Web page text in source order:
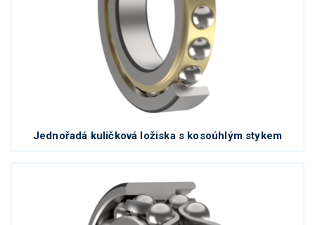
Jednořadá kuličková ložiska s kosoúhlým stykem